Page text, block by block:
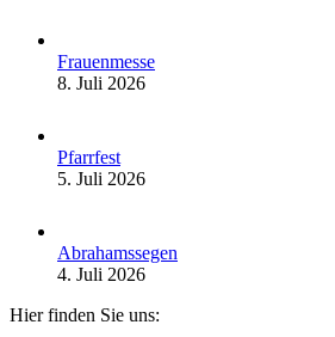
Frauenmesse
8. Juli 2026
Pfarrfest
5. Juli 2026
Abrahamssegen
4. Juli 2026
Hier finden Sie uns: